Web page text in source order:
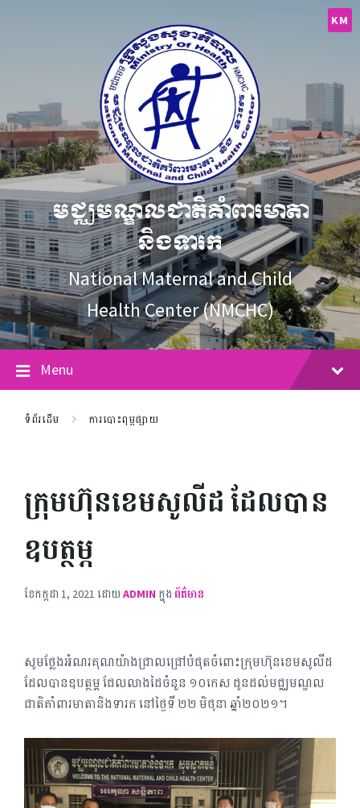
KM
មជ្ឈមណ្ឌលជាតិគាំពារមាតា
និងទារក
National Maternal and Child
Health Center (NMCHC)
Menu
ទំព័រដើម ការបោះពុម្ពផ្សាយ
ក្រុមហ៊ុនខេមសូលីដ ដែលបាន
ឧបត្ថម្ភ
ខែ​កក្កដា 1, 2021 ដោយADMIN ក្នុង ព័ត៌មាន
សូមថ្លែងអំណរគុណយ៉ាងជ្រាលជ្រៅបំផុតចំពោះក្រុមហ៊ុនខេមសូលីដ
ដែលបានឧបត្ថម្ភ ជែលលាងដៃចំនួន ១០កេស ជូនដល់មជ្ឈមណ្ឌល
ជាតិគាំពារមាតានិងទារក នៅថ្ងៃទី ២២ មិថុនា ឆ្នាំ២០២១។